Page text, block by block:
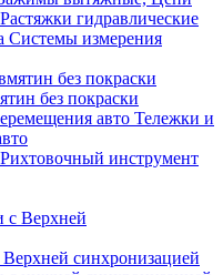
Растяжки гидравлические
Системы измерения
без покраски
Тележки и
Рихтовочный инструмент
синхронизацией